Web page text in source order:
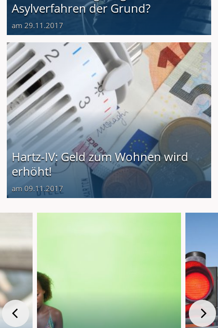
Asylverfahren der Grund?
am 29.11.2017
Hartz-IV: Geld zum Wohnen wird
erhöht!
am 09.11.2017